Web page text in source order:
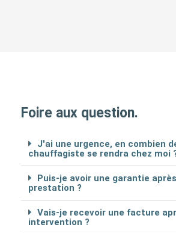
Foire aux question.
J'ai une urgence, en combien
chauffagiste se rendra chez moi
Puis-je avoir une garantie
prestation ?
Vais-je recevoir une facture
intervention ?